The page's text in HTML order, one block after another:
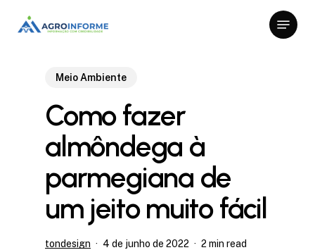
Menu
Meio Ambiente
Como fazer
almôndega à
parmegiana de
um jeito muito fácil
tondesign 4 de junho de 2022 2 min read